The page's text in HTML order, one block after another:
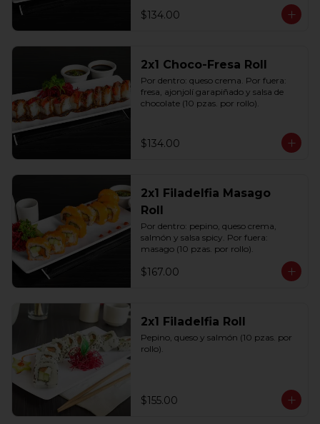
$134.00
2x1 Choco-Fresa Roll
Por dentro: queso crema. Por fuera:
fresa, ajonjolí garapiñado y salsa de
chocolate (10 pzas. por rollo).
$134.00
2x1 Filadelfia Masago
Roll
Por dentro: pepino, queso crema,
salmón y salsa spicy. Por fuera:
masago (10 pzas. por rollo).
$167.00
2x1 Filadelfia Roll
Pepino, queso y salmón (10 pzas. por
rollo).
$155.00